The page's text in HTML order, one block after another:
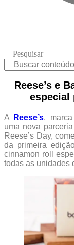
Pesquisar
Reese’s e
especial
A Reese’s,
uma nova
Reese’s Day,
da primeira
cinnamon roll
todas as unidades